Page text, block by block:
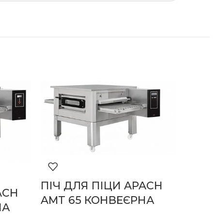
ПІЧ ДЛЯ ПІЦИ APACH
AMT 65 КОНВЕЄРНА